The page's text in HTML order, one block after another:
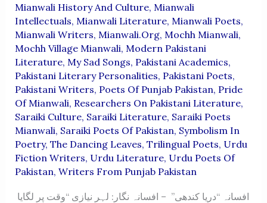
Mianwali History And Culture, Mianwali
Intellectuals, Mianwali Literature, Mianwali Poets,
Mianwali Writers, Mianwali.org, Mochh Mianwali,
Mochh Village Mianwali, Modern Pakistani
Literature, My Sad Songs, Pakistani Academics,
Pakistani Literary Personalities, Pakistani Poets,
Pakistani Writers, Poets Of Punjab Pakistan, Pride
Of Mianwali, Researchers On Pakistani Literature,
Saraiki Culture, Saraiki Literature, Saraiki Poets
Mianwali, Saraiki Poets Of Pakistan, Symbolism In
Poetry, The Dancing Leaves, Trilingual Poets, Urdu
Fiction Writers, Urdu Literature, Urdu Poets Of
Pakistan, Writers From Punjab Pakistan